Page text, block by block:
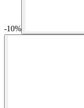
-10%